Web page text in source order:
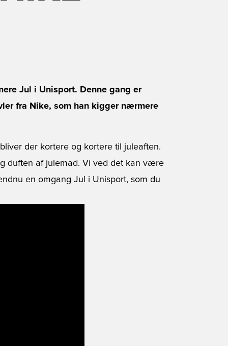
Jul i Unisport. Denne gang er
fra Nike, som han kigger nærmere
der kortere og kortere til juleaften.
duften af julemad. Vi ved det kan være
en omgang Jul i Unisport, som du